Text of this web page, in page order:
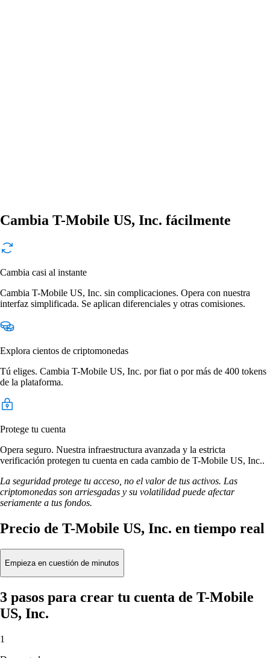
Cambia T-Mobile US, Inc. fácilmente
Cambia casi al instante
Cambia T-Mobile US, Inc. sin complicaciones. Opera con nuestra
interfaz simplificada. Se aplican diferenciales y otras comisiones.
Explora cientos de criptomonedas
Tú eliges. Cambia T-Mobile US, Inc. por fiat o por más de 400 tokens
de la plataforma.
Protege tu cuenta
Opera seguro. Nuestra infraestructura avanzada y la estricta
verificación protegen tu cuenta en cada cambio de T-Mobile US, Inc..
La seguridad protege tu acceso, no el valor de tus activos. Las
criptomonedas son arriesgadas y su volatilidad puede afectar
seriamente a tus fondos.
Precio de T-Mobile US, Inc. en tiempo real
Empieza en cuestión de minutos
3 pasos para crear tu cuenta de T-Mobile
US, Inc.
1